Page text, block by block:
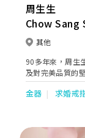
周生生
Chow Sang
其他
90多年來，周生
及對完美品質的
典雅、優美、時
客的珠寶配襯需
金器 求婚戒